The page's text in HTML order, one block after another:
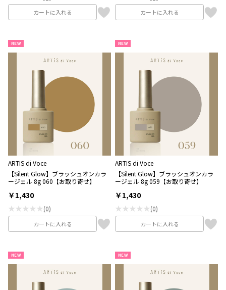
カートに入れる カートに入れる
NEW
ARTIS di Voce
【Silent Glow】ブラッシュオンカラ
ージェル 8g 060【お取り寄せ】
￥1,430
★★★★★(0)
カートに入れる
NEW
ARTIS di Voce
【Silent Glow】ブラッシュオンカラ
ージェル 8g 059【お取り寄せ】
￥1,430
★★★★★(0)
カートに入れる
NEW NEW